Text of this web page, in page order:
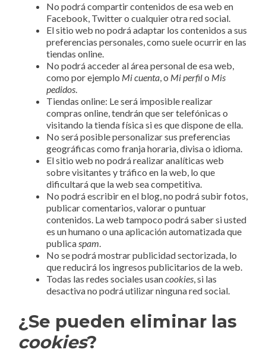
No podrá compartir contenidos de esa web en
Facebook, Twitter o cualquier otra red social.
El sitio web no podrá adaptar los contenidos a sus
preferencias personales, como suele ocurrir en las
tiendas online.
No podrá acceder al área personal de esa web,
como por ejemplo Mi cuenta, o Mi perfilo Mis
pedidos.
Tiendas online: Le será imposible realizar
compras online, tendrán que ser telefónicas o
visitando la tienda física si es que dispone de ella.
No será posible personalizar sus preferencias
geográficas como franja horaria, divisa o idioma.
El sitio web no podrá realizar analíticas web
sobre visitantes y tráfico en la web, lo que
dificultará que la web sea competitiva.
No podrá escribir en el blog, no podrá subir fotos,
publicar comentarios, valorar o puntuar
contenidos. La web tampoco podrá saber si usted
es un humano o una aplicación automatizada que
publicaspam.
No se podrá mostrar publicidad sectorizada, lo
que reducirá los ingresos publicitarios de la web.
Todas las redes sociales usancookies, si las
desactiva no podrá utilizar ninguna red social.
¿Se pueden eliminar las
cookies?